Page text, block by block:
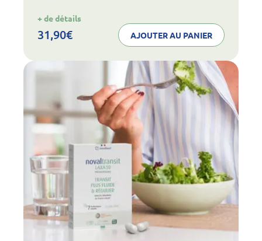
+ de détails
transit
31,90€ AJOUTER AU PANIER